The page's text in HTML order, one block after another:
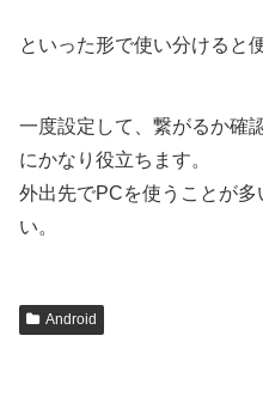
といった形で使い分けると
一度設定して、繋がるか確
にかなり役立ちます。
外出先でPCを使うことが
い。
Android